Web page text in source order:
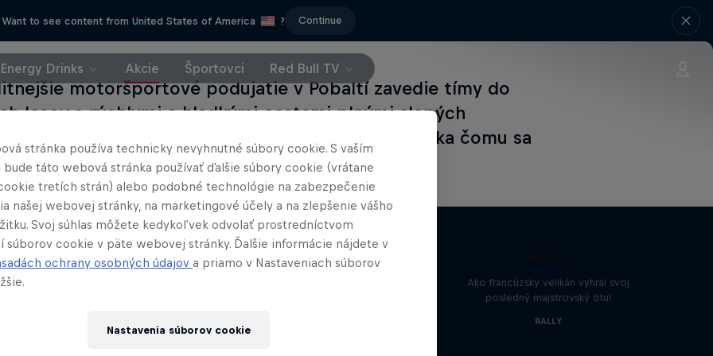
Want to see content from United States of America ? Continue
Energy Drinks Akcie Športovci Red Bull TV
motoršportové podujatie v Pobaltí zavedie tímy do
lesov s rýchlymi a hladkými cestami plnými slepých
a skokov, ktoré dopĺňajú technické sekcie, vďaka čomu sa
pripraviť na poriadnu výzvu.
Discover Dakar
úsvitu až po súmrak Sainz: Live to Compete
Ako francúzsky velikán vyhral svoj
posledný majstrovský titul
RALLY
stránka používa technicky nevyhnutné súbory cookie. S vaším
bude táto webová stránka používať ďalšie súbory cookie (vrátane
tretích strán) alebo podobné technológie na zabezpečenie
našej webovej stránky, na marketingové účely a na zlepšenie vášho
Svoj súhlas môžete kedykoľvek odvolať prostredníctvom
súborov cookie v päte webovej stránky. Ďalšie informácie nájdete v
ochrany osobných údajov a priamo v Nastaveniach súborov
Nastavenia súborov cookie